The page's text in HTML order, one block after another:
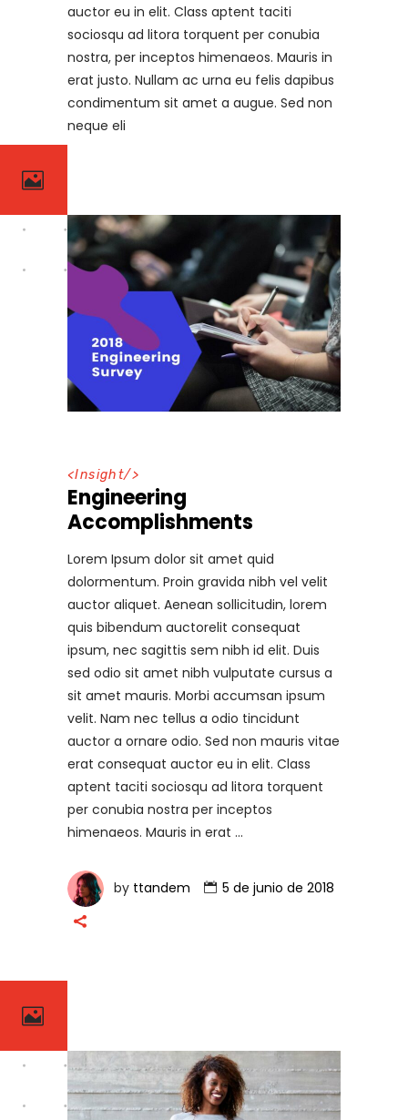
auctor eu in elit. Class aptent taciti
sociosqu ad litora torquent per conubia
nostra, per inceptos himenaeos. Mauris in
erat justo. Nullam ac urna eu felis dapibus
condimentum sit amet a augue. Sed non
neque eli
<Insight/>
Engineering
Accomplishments
Lorem Ipsum dolor sit amet quid
dolormentum. Proin gravida nibh vel velit
auctor aliquet. Aenean sollicitudin, lorem
quis bibendum auctorelit consequat
ipsum, nec sagittis sem nibh id elit. Duis
sed odio sit amet nibh vulputate cursus a
sit amet mauris. Morbi accumsan ipsum
velit. Nam nec tellus a odio tincidunt
auctor a ornare odio. Sed non mauris vitae
erat consequat auctor eu in elit. Class
aptent taciti sociosqu ad litora torquent
per conubia nostra per inceptos
himenaeos. Mauris in erat
by ttandem 5 de junio de 2018